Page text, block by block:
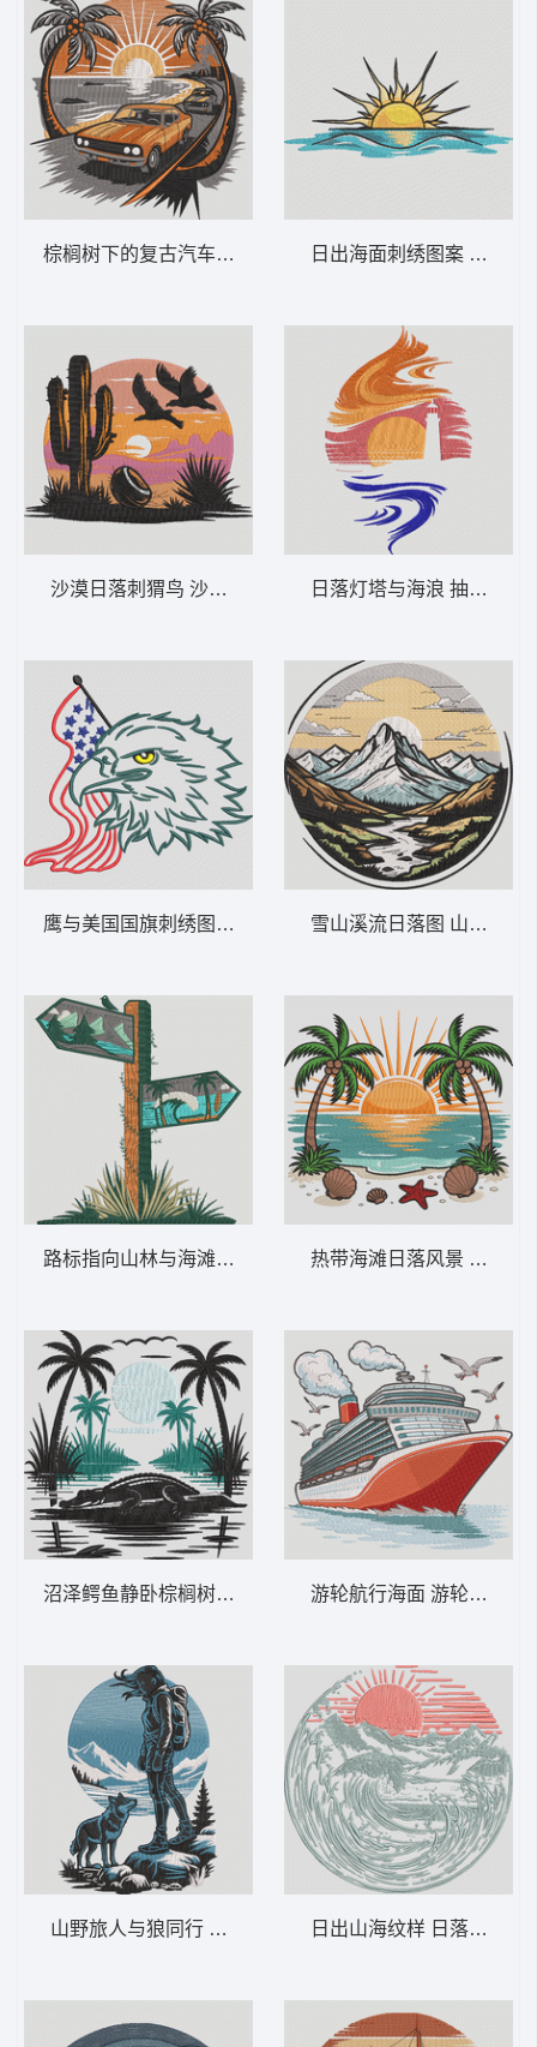
棕榈树下的复古汽车之旅 复古汽车海滩日落
沙漠日落刺猬鸟 沙漠日落仙人掌 – 西部景
鹰与美国国旗刺绣图案 爱国的秃鹰-DST格式
路标指向山林与海滩 山与海滩标志——冒险-
沼泽鳄鱼静卧棕榈树下 沼泽鳄鱼 – 热带日
山野旅人与狼同行 徒步旅行与狼群探险——
日出海面刺绣图案 海面
日落灯塔与海浪 抽象灯塔
雪山溪流日落图 山间日
热带海滩日落风景 热带
游轮航行海面 游轮探险
日出山海纹样 日落波浪山